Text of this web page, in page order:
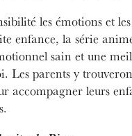
les émotions et les
enfance, la série
sain et une
Les parents y
accompagner leurs